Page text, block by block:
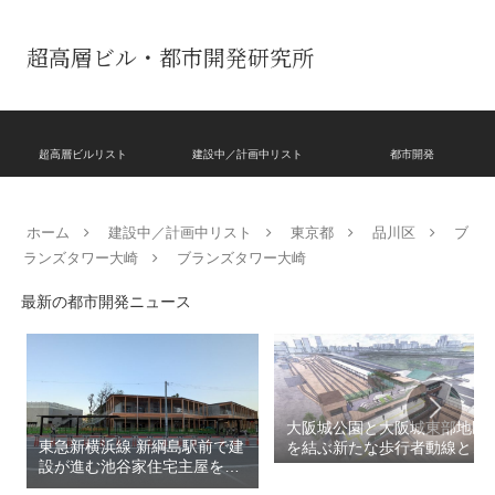
超高層ビル・都市開発研究所
超高層ビルリスト 建設中／計画中リスト 都市開発
ホーム 建設中／計画中リスト 東京都 品川区
ブ
ランズタワー大崎
ブランズタワー大崎
最新の都市開発ニュース
東急新横浜線 新綱島駅前で建
設が進む池谷家住宅主屋を活
用した「新綱島MICCA」！！
大阪城公園と大阪城東部地区
を結ぶ新たな歩行者動線とな
る「大阪城公園接続デッ